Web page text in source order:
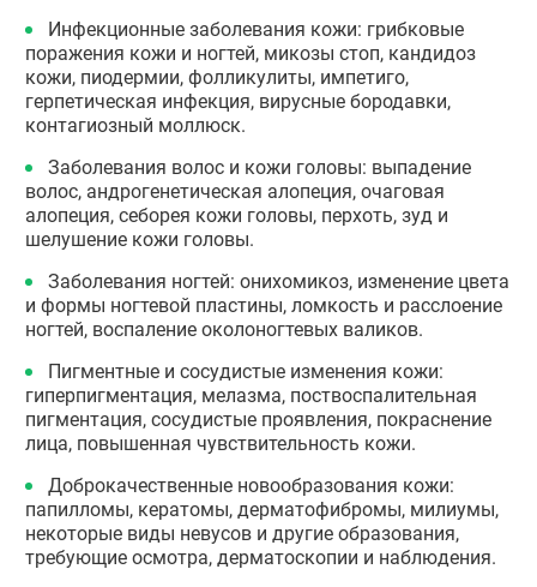
Инфекционные заболевания кожи: грибковые
поражения кожи и ногтей, микозы стоп, кандидоз
кожи, пиодермии, фолликулиты, импетиго,
герпетическая инфекция, вирусные бородавки,
контагиозный моллюск.
Заболевания волос и кожи головы: выпадение
волос, андрогенетическая алопеция, очаговая
алопеция, себорея кожи головы, перхоть, зуд и
шелушение кожи головы.
Заболевания ногтей: онихомикоз, изменение цвета
и формы ногтевой пластины, ломкость и расслоение
ногтей, воспаление околоногтевых валиков.
Пигментные и сосудистые изменения кожи:
гиперпигментация, мелазма, поствоспалительная
пигментация, сосудистые проявления, покраснение
лица, повышенная чувствительность кожи.
Доброкачественные новообразования кожи:
папилломы, кератомы, дерматофибромы, милиумы,
некоторые виды невусов и другие образования,
требующие осмотра, дерматоскопии и наблюдения.